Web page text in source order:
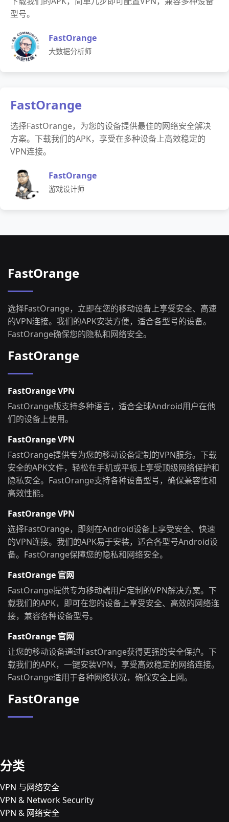
型号。
FastOrange
大数据分析师
FastOrange
选择FastOrange，为您的设备提供最佳的网络安全解决
方案。下载我们的APK，享受在多种设备上高效稳定的
VPN连接。
FastOrange
游戏设计师
FastOrange
选择FastOrange，立即在您的移动设备上享受安全、高速
的VPN连接。我们的APK安装方便，适合各型号的设备。
FastOrange确保您的隐私和网络安全。
FastOrange
FastOrange VPN
FastOrange版支持多种语言，适合全球Android用户在他
们的设备上使用。
FastOrange VPN
FastOrange提供专为您的移动设备定制的VPN服务。下载
安全的APK文件，轻松在手机或平板上享受顶级网络保护和
隐私安全。FastOrange支持各种设备型号，确保兼容性和
高效性能。
FastOrange VPN
选择FastOrange，即刻在Android设备上享受安全、快速
的VPN连接。我们的APK易于安装，适合各型号Android设
备。FastOrange保障您的隐私和网络安全。
FastOrange 官网
FastOrange提供专为移动端用户定制的VPN解决方案。下
载我们的APK，即可在您的设备上享受安全、高效的网络连
接，兼容各种设备型号。
FastOrange 官网
让您的移动设备通过FastOrange获得更强的安全保护。下
载我们的APK，一键安装VPN，享受高效稳定的网络连接。
FastOrange适用于各种网络状况，确保安全上网。
FastOrange
分类
VPN 与网络安全
VPN & Network Security
VPN & 网络安全